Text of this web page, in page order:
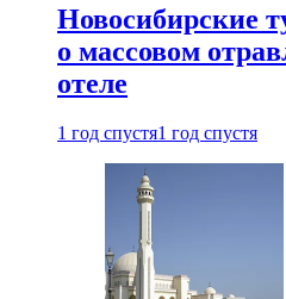
Новосибирские
о массовом
отеле
1 год спустя1 год спустя